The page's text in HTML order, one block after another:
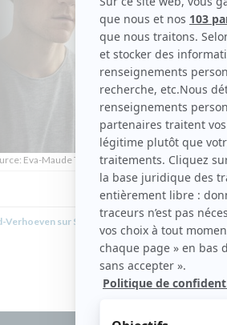
Eva-Maude TC)
Verhoeven sur Showbizz.net
Le
2024 )